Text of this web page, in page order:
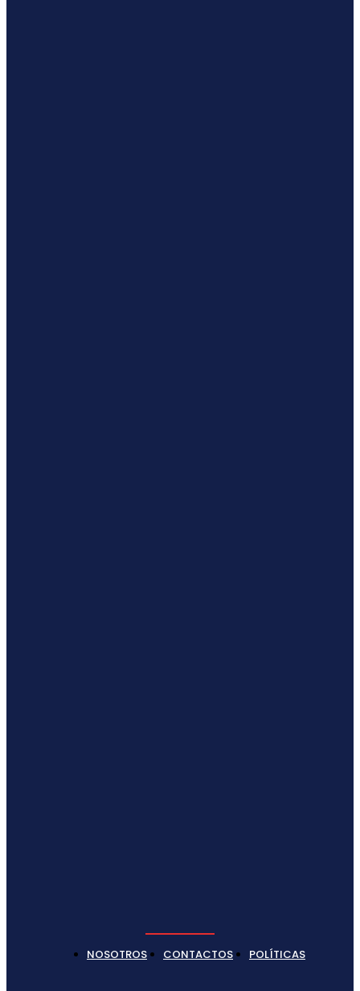
NOSOTROS CONTACTOS POLÍTICAS